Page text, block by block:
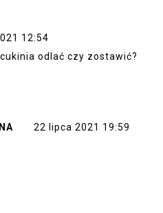
12:54
odlać czy zostawić?
22 lipca 2021 19:59